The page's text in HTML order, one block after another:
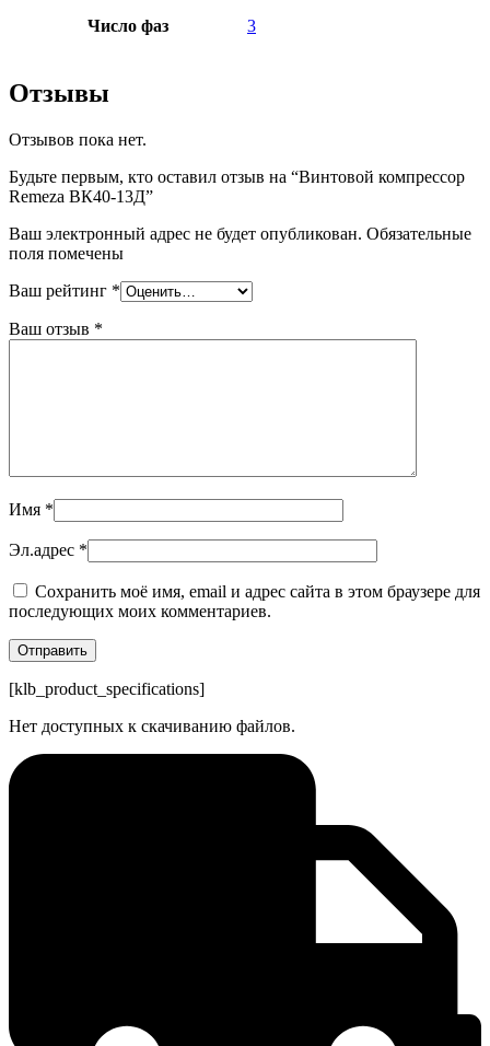
Число фаз 3
Отзывы
Отзывов пока нет.
Будьте первым, кто оставил отзыв на “Винтовой компрессор
Remeza ВК40-13Д”
Ваш электронный адрес не будет опубликован. Обязательные
поля помечены
Ваш рейтинг *
Ваш отзыв *
Имя *
Эл.адрес *
Сохранить моё имя, email и адрес сайта в этом браузере для
последующих моих комментариев.
[klb_product_specifications]
Нет доступных к скачиванию файлов.